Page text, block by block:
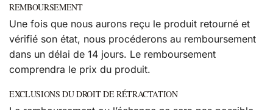
REMBOURSEMENT
Une fois que nous aurons reçu le produit retourné et
vérifié son état, nous procéderons au remboursement
dans un délai de 14 jours. Le remboursement
comprendra le prix du produit.
EXCLUSIONS DU DROIT DE RÉTRACTATION